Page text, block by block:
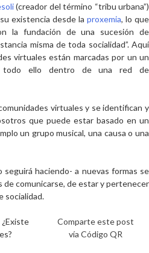
(creador del término “tribu urbana”)
existencia desde la proxemia, lo que
la fundación de una sucesión de
misma de toda socialidad”.Aquí
virtuales están marcadas por un un
todo ello dentro de una red de
virtuales y se identifican y
que puede estar basado en un
un grupo musical, una causa o una
haciendo- a nuevas formas se
de comunicarse, de estar y pertenecer
socialidad.
Comparte este post
vía Código QR